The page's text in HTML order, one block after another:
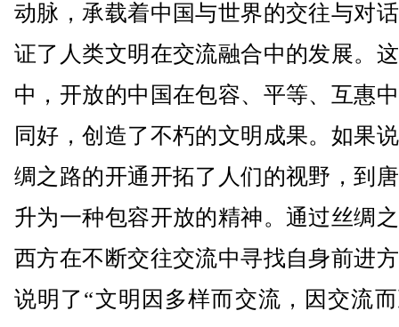
动脉，承载着中国与世界的交往与对
证了人类文明在交流融合中的发展。
中，开放的中国在包容、平等、互惠
同好，创造了不朽的文明成果。如果
绸之路的开通开拓了人们的视野，到
升为一种包容开放的精神。通过丝绸
西方在不断交往交流中寻找自身前进
说明了“文明因多样而交流，因交流